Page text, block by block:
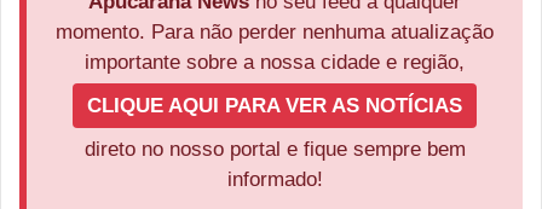
momento. Para não perder nenhuma atualização
importante sobre a nossa cidade e região,
CLIQUE AQUI PARA VER AS NOTÍCIAS
direto no nosso portal e fique sempre bem
informado!